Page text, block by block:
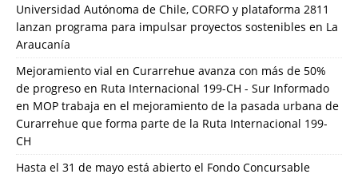
Universidad Autónoma de Chile, CORFO y plataforma 2811
lanzan programa para impulsar proyectos sostenibles en La
Araucanía
Mejoramiento vial en Curarrehue avanza con más de 50%
de progreso en Ruta Internacional 199-CH - Sur Informado
en MOP trabaja en el mejoramiento de la pasada urbana de
Curarrehue que forma parte de la Ruta Internacional 199-
CH
Hasta el 31 de mayo está abierto el Fondo Concursable